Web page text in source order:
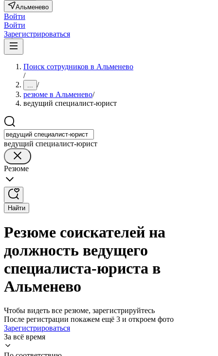
Альменево
Войти
Войти
Зарегистрироваться
Поиск сотрудников в Альменево
/
... /
резюме в Альменево/
ведущий специалист-юрист
ведущий специалист-юрист
Резюме
Найти
Резюме соискателей на
должность ведущего
специалиста-юриста в
Альменево
Чтобы видеть все резюме, зарегистрируйтесь
После регистрации покажем ещё 3 и откроем фото
Зарегистрироваться
За всё время